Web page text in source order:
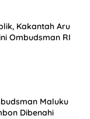
Kakantah Aru
Ombudsman RI
Maluku
Dibenahi